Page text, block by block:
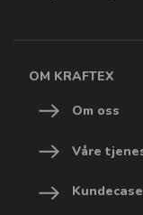
OM KRAFTEX
Om oss
Våre